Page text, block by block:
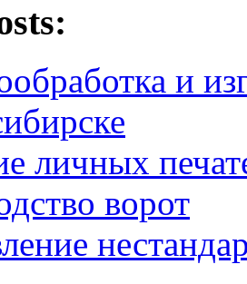
и
личных
ворот